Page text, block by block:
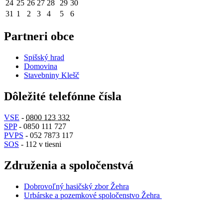
24 25 26 27 28 29 30
31 1 2 3 4 5 6
Partneri obce
Spišský hrad
Domovina
Stavebniny Klešč
Dôležité telefónne čísla
VSE - 0800 123 332
SPP- 0850 111 727
PVPS - 052 7873 117
SOS - 112 v tiesni
Združenia a spoločenstvá
Dobrovoľný hasičský zbor Žehra
Urbárske a pozemkové spoločenstvo Žehra